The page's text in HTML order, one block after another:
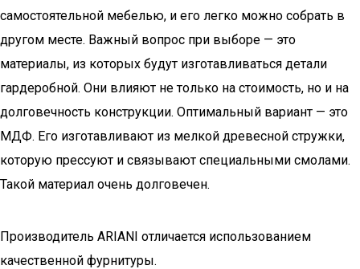
самостоятельной мебелью, и его легко можно собрать в
другом месте. Важный вопрос при выборе — это
материалы, из которых будут изготавливаться детали
гардеробной. Они влияют не только на стоимость, но и на
долговечность конструкции. Оптимальный вариант — это
МДФ. Его изготавливают из мелкой древесной стружки,
которую прессуют и связывают специальными смолами.
Такой материал очень долговечен.
Производитель ARIANI отличается использованием
качественной фурнитуры.